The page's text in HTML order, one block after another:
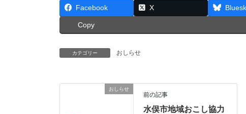
Facebook X
Copy
カテゴリー おしらせ
おしらせ
前の記事
水俣市地域おこし協力